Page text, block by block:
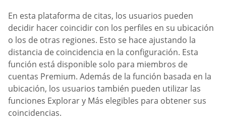
En esta plataforma de citas, los usuarios pueden
decidir hacer coincidir con los perfiles en su ubicación
o los de otras regiones. Esto se hace ajustando la
distancia de coincidencia en la configuración. Esta
función está disponible solo para miembros de
cuentas Premium. Además de la función basada en la
ubicación, los usuarios también pueden utilizar las
funciones Explorar y Más elegibles para obtener sus
coincidencias.